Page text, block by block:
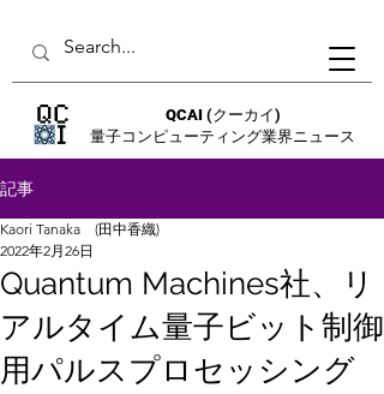
QCAI (クーカイ)
量子コンピューティング業界ニュース
記事
Quantum Machines社、リ
アルタイム量子ビット制御
用パルスプロセッシング
Kaori Tanaka (田中香織)
2022年2月26日